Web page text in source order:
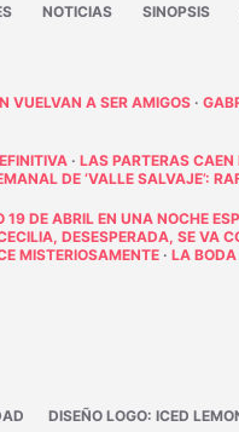
NOTICIAS SINOPSIS
VUELVAN A SER AMIGOS ·
·LAS PARTERAS
DE ‘VALLE SALVAJE’:
19 DE ABRIL EN UNA NOCHE
DESESPERADA, SE VA
MISTERIOSAMENTE ·LA BODA
DISEÑO LOGO: ICED